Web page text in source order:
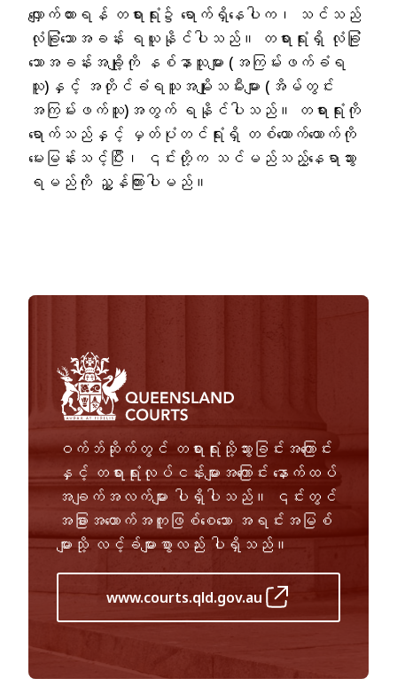
လျှောက်ထားရန် တရားရုံး၌ ရောက်ရှိနေပါက၊ သင်သည်
လုံခြုံသောအခန်း ရယူနိုင်ပါသည်။ တရားရုံးရှိ လုံခြုံ
သောအခန်းအချို့ကို နစ်နာသူများ (အကြမ်းဖက်ခံရ
သူ)နှင့် အတိုင်ခံရသူအမျိုးသမီးများ (အိမ်တွင်း
အကြမ်းဖက်သူ)အတွက် ရနိုင်ပါသည်။ တရားရုံးကို
ရောက်သည်နှင့် မှတ်ပုံတင်ရုံးရှိ တစ်ယောက်ယောက်ကို
မေးမြန်းသင့်ပြီး၊ ၎င်းတို့က သင်မည်သည့်နေရာသွား
ရမည်ကို ညွှန်ကြားပါမည်။
ဝက်ဘ်ဆိုက်တွင် တရားရုံးသို့သွားခြင်းအကြောင်း
နှင့် တရားရုံးလုပ်ငန်းများအကြောင်း နောက်ထပ်
အချက်အလက်များ ပါရှိပါသည်။ ၎င်းတွင်
အခြားအထောက်အကူဖြစ်စေသော အရင်းအမြစ်
များသို့ လင့်ခ်များစွာလည်း ပါရှိသည်။
www.courts.qld.gov.au